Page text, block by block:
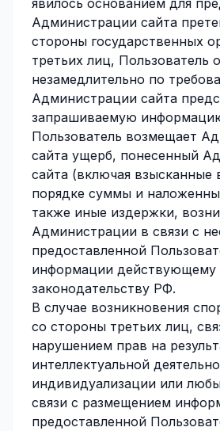
явилось основанием для
Администрации сайта
стороны государственных
третьих лиц, Пользователь
незамедлительно по
Администрации сайта
запрашиваемую
Пользователь возмещает
сайта ущерб, понесенный
сайта (включая взысканные
порядке суммы и
также иные издержки,
Администрации в связи с
предоставленной
информации действующему
законодательству РФ.
В случае возникновения
со стороны третьих лиц,
нарушением прав на
интеллектуальной
индивидуализации или
связи с размещением
предоставленной